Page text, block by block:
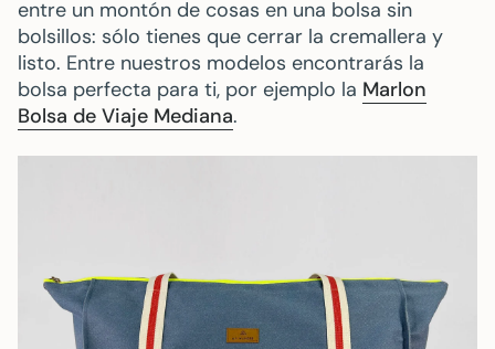
entre un montón de cosas en una bolsa sin
bolsillos: sólo tienes que cerrar la cremallera y
listo. Entre nuestros modelos encontrarás la
bolsa perfecta para ti, por ejemplo la Marlon
Bolsa de Viaje Mediana.